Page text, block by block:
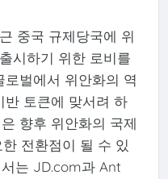
중국 규제당국에 위
시하기 위한 로비를
로벌에서 위안화의 역
반 토큰에 맞서려 하
향후 위안화의 국제
전환점이 될 수 있
는 JD.com과 Ant